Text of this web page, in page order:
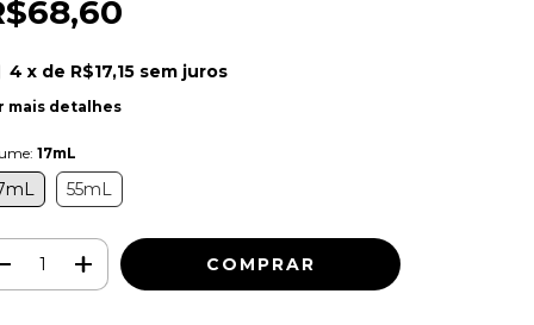
4 x de R$17,15 sem juros
mais detalhes
17mL
55mL